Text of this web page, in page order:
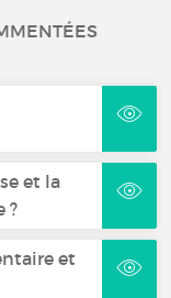
et la
?
et